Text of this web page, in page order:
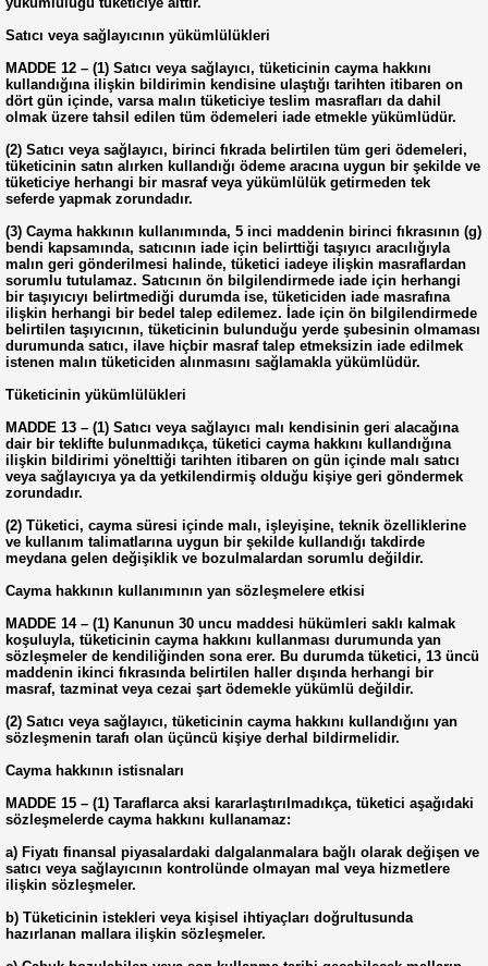
Satıcı veya sağlayıcının yükümlülükleri
MADDE 12 – (1) Satıcı veya sağlayıcı, tüketicinin cayma hakkını
kullandığına ilişkin bildirimin kendisine ulaştığı tarihten itibaren on
dört gün içinde, varsa malın tüketiciye teslim masrafları da dahil
olmak üzere tahsil edilen tüm ödemeleri iade etmekle yükümlüdür.
(2) Satıcı veya sağlayıcı, birinci fıkrada belirtilen tüm geri ödemeleri,
tüketicinin satın alırken kullandığı ödeme aracına uygun bir şekilde ve
tüketiciye herhangi bir masraf veya yükümlülük getirmeden tek
seferde yapmak zorundadır.
(3) Cayma hakkının kullanımında, 5 inci maddenin birinci fıkrasının (g)
bendi kapsamında, satıcının iade için belirttiği taşıyıcı aracılığıyla
malın geri gönderilmesi halinde, tüketici iadeye ilişkin masraflardan
sorumlu tutulamaz. Satıcının ön bilgilendirmede iade için herhangi
bir taşıyıcıyı belirtmediği durumda ise, tüketiciden iade masrafına
ilişkin herhangi bir bedel talep edilemez. İade için ön bilgilendirmede
belirtilen taşıyıcının, tüketicinin bulunduğu yerde şubesinin olmaması
durumunda satıcı, ilave hiçbir masraf talep etmeksizin iade edilmek
istenen malın tüketiciden alınmasını sağlamakla yükümlüdür.
Tüketicinin yükümlülükleri
MADDE 13 – (1) Satıcı veya sağlayıcı malı kendisinin geri alacağına
dair bir teklifte bulunmadıkça, tüketici cayma hakkını kullandığına
ilişkin bildirimi yönelttiği tarihten itibaren on gün içinde malı satıcı
veya sağlayıcıya ya da yetkilendirmiş olduğu kişiye geri göndermek
zorundadır.
(2) Tüketici, cayma süresi içinde malı, işleyişine, teknik özelliklerine
ve kullanım talimatlarına uygun bir şekilde kullandığı takdirde
meydana gelen değişiklik ve bozulmalardan sorumlu değildir.
Cayma hakkının kullanımının yan sözleşmelere etkisi
MADDE 14 – (1) Kanunun 30 uncu maddesi hükümleri saklı kalmak
koşuluyla, tüketicinin cayma hakkını kullanması durumunda yan
sözleşmeler de kendiliğinden sona erer. Bu durumda tüketici, 13 üncü
maddenin ikinci fıkrasında belirtilen haller dışında herhangi bir
masraf, tazminat veya cezai şart ödemekle yükümlü değildir.
(2) Satıcı veya sağlayıcı, tüketicinin cayma hakkını kullandığını yan
sözleşmenin tarafı olan üçüncü kişiye derhal bildirmelidir.
Cayma hakkının istisnaları
MADDE 15 – (1) Taraflarca aksi kararlaştırılmadıkça, tüketici aşağıdaki
sözleşmelerde cayma hakkını kullanamaz:
a) Fiyatı finansal piyasalardaki dalgalanmalara bağlı olarak değişen ve
satıcı veya sağlayıcının kontrolünde olmayan mal veya hizmetlere
ilişkin sözleşmeler.
b) Tüketicinin istekleri veya kişisel ihtiyaçları doğrultusunda
hazırlanan mallara ilişkin sözleşmeler.